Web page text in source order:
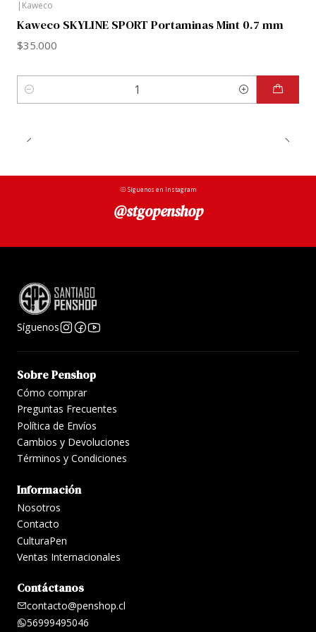
| Kaweco
Kaweco SKYLINE SPORT Portaminas Mint 0.7 mm
$35.000
Cantidad
Síguenos en Instagram
@stgopenshop
Síguenos
Sobre Penshop
Cómo comprar
Preguntas Frecuentes
Política de Envíos
Cambios y Devoluciones
Términos y Condiciones
Información
Nosotros
Contacto
CulturaPen
Ventas Internacionales
Contáctanos
contacto@penshop.cl
56999495046